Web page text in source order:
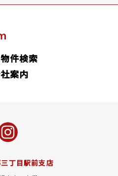
件検索
案内
丁目駅前支店